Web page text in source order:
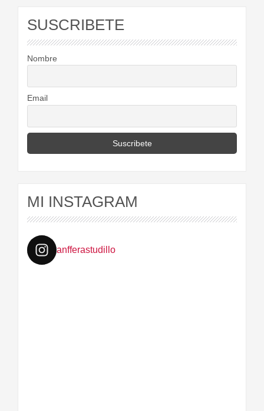
SUSCRIBETE
Nombre
Email
MI INSTAGRAM
anfferastudillo